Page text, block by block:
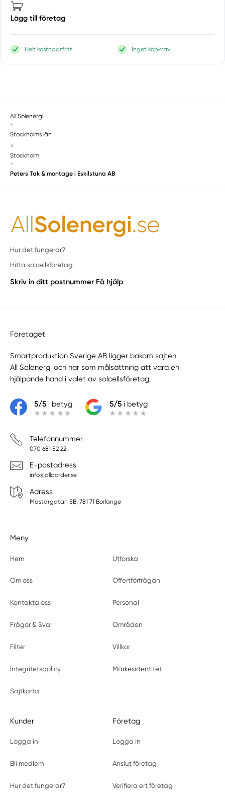
Lägg till företag
Helt kostnadsfritt Inget köpkrav
All Solenergi
»
Stockholms län
»
Stockholm
»
Peters Tak & montage i Eskilstuna AB
Hur det fungerar?
Hitta solcellsföretag
Skriv in ditt postnummer Få hjälp
Företaget
Smartproduktion Sverige AB ligger bakom sajten
All Solenergi och har som målsättning att vara en
hjälpande hand i valet av solcellsföretag.
5/5i betyg 5/5i betyg
Telefonnummer
070 681 52 22
E-postadress
info@allaorder.se
Adress
Mästargatan 5B, 781 71 Borlänge
Meny
Hem Utforska
Om oss Offertförfrågan
Kontakta oss Personal
Frågor & Svar Områden
Filter Villkor
Integritetspolicy Märkesidentitet
Sajtkarta
Kunder
Logga in
Bli medlem
Hur det fungerar?
Företag
Logga in
Anslut företag
Verifiera ert företag